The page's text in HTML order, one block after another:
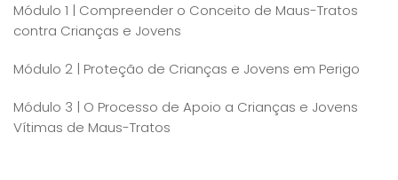
Módulo 1 | Compreender o Conceito de Maus-Tratos
contra Crianças e Jovens
Módulo 2 | Proteção de Crianças e Jovens em Perigo
Módulo 3 | O Processo de Apoio a Crianças e Jovens
Vítimas de Maus-Tratos